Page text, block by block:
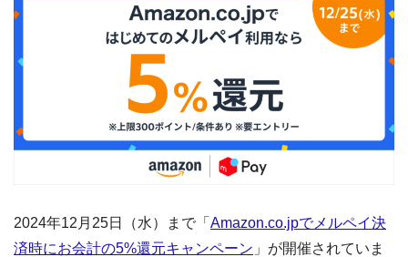
2024年12月25日（水）まで「 Amazon.co.jpでメルペイ決
済時にお会計の5%還元キャンペーン 」が開催されていま